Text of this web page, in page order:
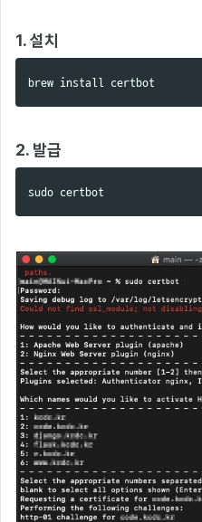
1. 설치
brew install
2. 발급
sudo